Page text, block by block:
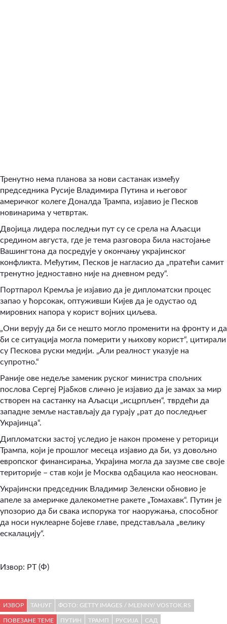
Тренутно нема планова за нови састанак између
председника Русије Владимира Путина и његовог
америчког колеге Доналда Трампа, изјавио је Песков
новинарима у четвртак.
Двојица лидера последњи пут су се срела на Аљасци
средином августа, где је тема разговора била настојање
Вашингтона да посредује у окончању украјинског
конфликта. Међутим, Песков је нагласио да „пратећи самит
тренутно једноставно није на дневном реду“.
Портпарол Кремља је изјавио да је дипломатски процес
запао у ћорсокак, оптуживши Кијев да је одустао од
мировних напора у корист војних циљева.
„Они верују да би се нешто могло променити на фронту и да
би се ситуација могла померити у њихову корист“, цитирали
су Пескова руски медији. „Али реалност указује на
супротно.“
Раније ове недеље заменик руског министра спољних
послова Сергеј Рјабков слично је изјавио да је замах за мир
створен на састанку на Аљасци „исцрпљен“, тврдећи да
западне земље настављају да гурају „рат до последњег
Украјинца“.
Дипломатски застој уследио је након промене у реторици
Трампа, који је прошлог месеца изјавио да би, уз довољно
европског финансирања, Украјина могла да заузме све своје
територије – став који је Москва одбацила као неоснован.
Украјински председник Владимир Зеленски обновио је
апеле за америчке далекометне ракете „Томахавк“. Путин је
упозорио да би свака испорука тог наоружања, способног
да носи нуклеарне бојеве главе, представљала „велику
ескалацију“.
Извор: РТ (Ф)
ИЗВОР ТАНЈУГ ФОТО: GETTY IMAGES / MLENNY/ VOSTOK.RS
ПОВЕЗАНЕ ТЕМЕ ПУТИН ТРАМП РУСИЈА САД